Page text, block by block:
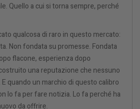
Quello a cui si torna sempre, perché
qualcosa di raro in questo mercato:
Non fondata su promesse. Fondata
flacone, esperienza dopo
una reputazione che nessuno
quando un marchio di questo calibro
lo fa per fare notizia. Lo fa perché ha
da offrire.